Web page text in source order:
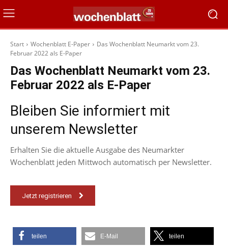
Start Wochenblatt E-Paper
Das Wochenblatt Neumarkt vom 23.
Februar 2022 als E-Paper
Das Wochenblatt Neumarkt vom 23.
Februar 2022 als E-Paper
Bleiben Sie informiert mit
unserem Newsletter
Erhalten Sie die aktuelle Ausgabe des Neumarkter
Wochenblatt jeden Mittwoch automatisch per Newsletter.
Jetzt registrieren
teilen E-Mail teilen